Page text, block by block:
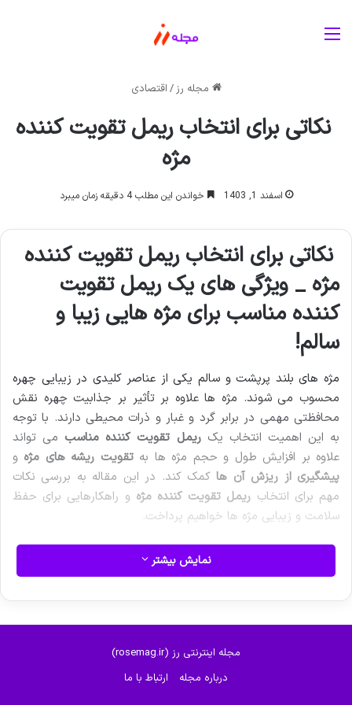
مجله رز/ اقتصادی
نکاتی برای انتخاب ریمل تقویت کننده
مژه
اسفند 1, 1403 خواندن این مطلب 4 دقیقه زمان میبرد
نکاتی برای انتخاب ریمل تقویت کننده
مژه _ ویژگی های یک ریمل تقویت
کننده مناسب برای مژه هایی زیبا و
سالم!
مژه های بلند پرپشت و سالم یکی از عناصر کلیدی در زیبایی چهره
محسوب می شوند. مژه ها علاوه بر تأثیر بر جذابیت چهره نقش
محافظتی مهمی در برابر گرد و غبار و ذرات محیطی دارند. با توجه
به این اهمیت انتخاب یکریمل تقویت کننده مناسب می تواند
علاوه بر افزایش طول و حجم مژه ها بهتقویت ریشه های مژه و
پیشگیری از ریزش آن هاکمک کند. در این مقاله به بررسی نکات
مهم برای انتخاب ریمل تقویت کننده مژه و راهکارهایی برای حفظ
سلامت و زیبایی مژه ها خواهیم پرداخت.
نمایش بیشتر
مجله اینترنتی رز (rosemag.ir)
درباره مجله
ارتباط با ما